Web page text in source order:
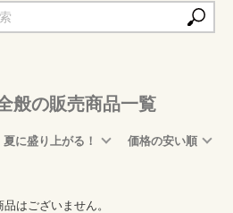
般の販売商品一覧
夏に盛り上がる！ 価格の安い順
はございません。